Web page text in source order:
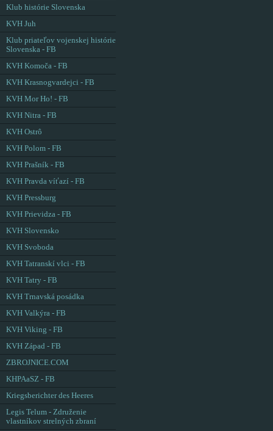
Klub histórie Slovenska
KVH Juh
Klub priateľov vojenskej histórie
Slovenska - FB
KVH Komoča - FB
KVH Krasnogvardejci - FB
KVH Mor Ho! - FB
KVH Nitra - FB
KVH Ostrô
KVH Polom - FB
KVH Prašník - FB
KVH Pravda víťazí - FB
KVH Pressburg
KVH Prievidza - FB
KVH Slovensko
KVH Svoboda
KVH Tatranskí vlci - FB
KVH Tatry - FB
KVH Trnavská posádka
KVH Valkýra - FB
KVH Viking - FB
KVH Západ - FB
ZBROJNICE.COM
KHPAaSZ - FB
Kriegsberichter des Heeres
Legis Telum - Združenie
vlastníkov strelných zbraní